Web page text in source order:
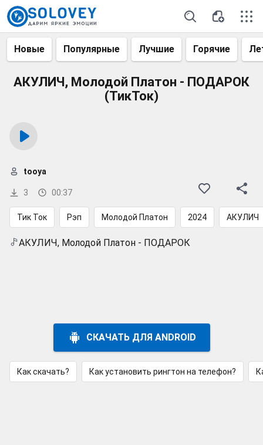
Новые Популярные Лучшие Горячие
АКУЛИЧ, Молодой Платон - ПОДАРОК
(ТикТок)
3 00:37
tooya
Тик Ток Рэп Молодой Платон 2024 АКУЛИЧ
АКУЛИЧ, Молодой Платон - ПОДАРОК
СКАЧАТЬ ДЛЯ ANDROID
Как скачать? Как установить рингтон на телефон?